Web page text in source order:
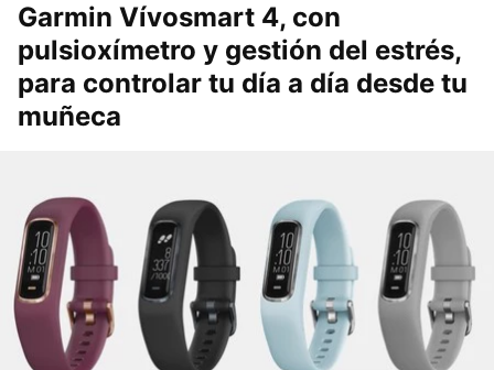
Garmin Vívosmart 4, con
pulsioxímetro y gestión del estrés,
para controlar tu día a día desde tu
muñeca